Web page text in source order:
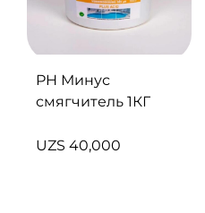
PH Минус
смягчитель 1КГ
UZS 40,000